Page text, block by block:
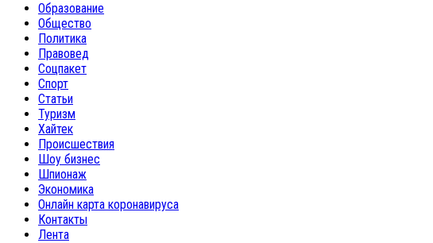
Образование
Общество
Политика
Правовед
Соцпакет
Спорт
Статьи
Туризм
Хайтек
Происшествия
Шоу бизнес
Шпионаж
Экономика
Онлайн карта коронавируса
Контакты
Лента